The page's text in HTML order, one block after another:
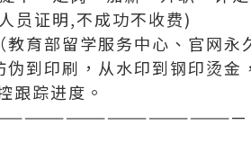
员证明,不成功不收费)
育部留学服务中心、官网永
到印刷，从水印到钢印烫
跟踪进度。